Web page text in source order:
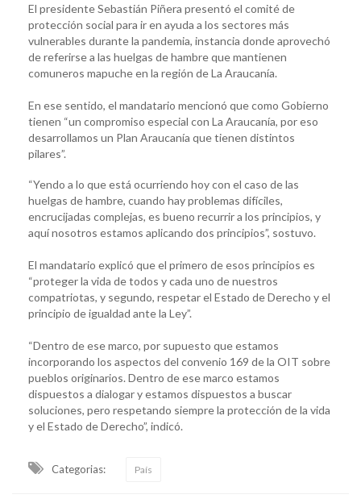
El presidente Sebastián Piñera presentó el comité de
protección social para ir en ayuda a los sectores más
vulnerables durante la pandemia, instancia donde aprovechó
de referirse a las huelgas de hambre que mantienen
comuneros mapuche en la región de La Araucanía.
En ese sentido, el mandatario mencionó que como Gobierno
tienen “un compromiso especial con La Araucanía, por eso
desarrollamos un Plan Araucanía que tienen distintos
pilares”.
“Yendo a lo que está ocurriendo hoy con el caso de las
huelgas de hambre, cuando hay problemas difíciles,
encrucijadas complejas, es bueno recurrir a los principios, y
aquí nosotros estamos aplicando dos principios”, sostuvo.
El mandatario explicó que el primero de esos principios es
“proteger la vida de todos y cada uno de nuestros
compatriotas, y segundo, respetar el Estado de Derecho y el
principio de igualdad ante la Ley”.
“Dentro de ese marco, por supuesto que estamos
incorporando los aspectos del convenio 169 de la OIT sobre
pueblos originarios. Dentro de ese marco estamos
dispuestos a dialogar y estamos dispuestos a buscar
soluciones, pero respetando siempre la protección de la vida
y el Estado de Derecho”, indicó.
Categorias: País